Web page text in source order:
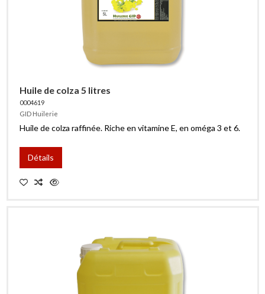
Huile de colza 5 litres
0004619
GID Huilerie
Huile de colza raffinée. Riche en vitamine E, en oméga 3 et 6.
Détails